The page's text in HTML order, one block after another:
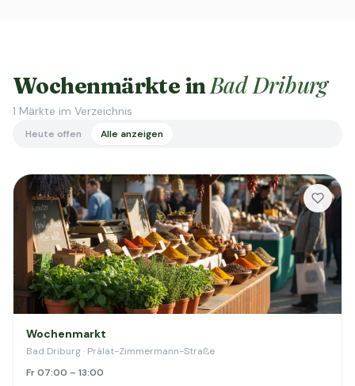
Wochenmärkte inBad Driburg
1 Märkte im Verzeichnis
Heute offen Alle anzeigen
Wochenmarkt
Bad Driburg · Prälat-Zimmermann-Straße
Fr 07:00 – 13:00